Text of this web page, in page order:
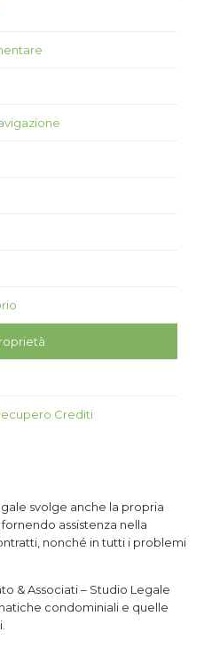
Crediti
svolge anche la propria
assistenza nella
nonché in tutti i problemi
& Associati – Studio Legale
condominiali e quelle